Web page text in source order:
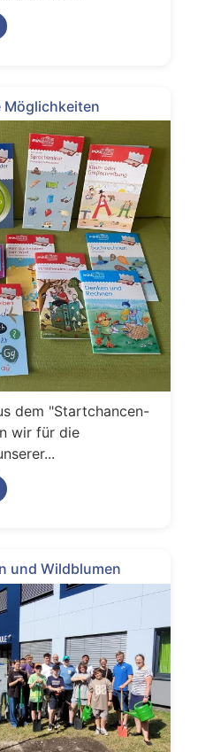
Möglichkeiten
dem "Startchancen-
wir für die
und Wildblumen